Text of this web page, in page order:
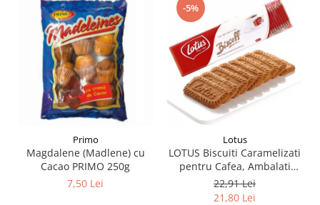
Primo
Magdalene (Madlene) cu
Cacao PRIMO 250g
7,50 Lei
-5%
Lotus
LOTUS Biscuiti Caramelizati
pentru Cafea, Ambalati
Individual 50buc 312.5g
22,91 Lei
21,80 Lei